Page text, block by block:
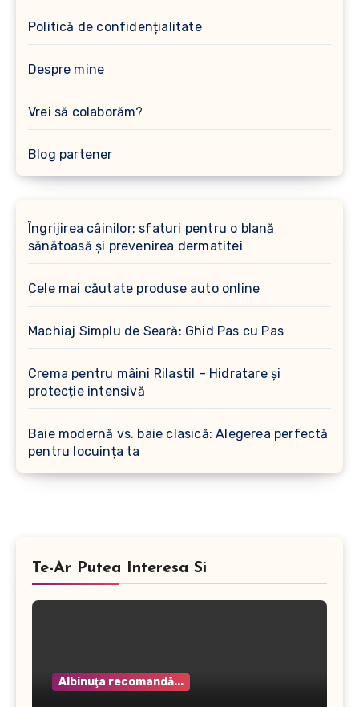
Politică de confidențialitate
Despre mine
Vrei să colaborăm?
Blog partener
Îngrijirea câinilor: sfaturi pentru o blană
sănătoasă și prevenirea dermatitei
Cele mai căutate produse auto online
Machiaj Simplu de Seară: Ghid Pas cu Pas
Crema pentru mâini Rilastil – Hidratare și
protecție intensivă
Baie modernă vs. baie clasică: Alegerea perfectă
pentru locuința ta
Te-Ar Putea Interesa Si
Albinuţa recomandă...